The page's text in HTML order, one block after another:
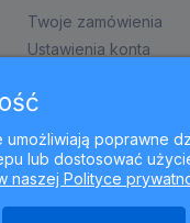
Twoje zamówienia
Ustawienia konta
poprawne
lub dostosować
naszej Polityce